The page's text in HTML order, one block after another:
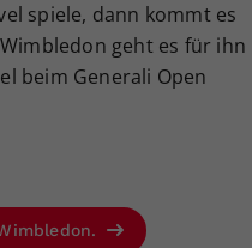
spiele, dann kommt es
geht es für ihn
beim Generali Open